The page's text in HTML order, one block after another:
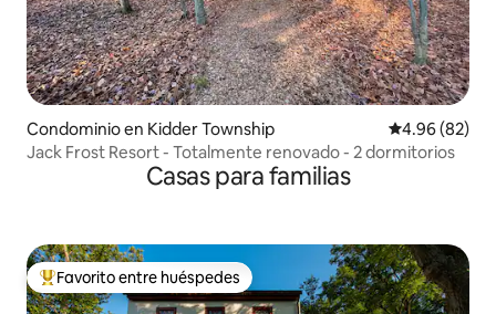
Condominio en Kidder Township Calificación
4.96 (82)
Jack Frost Resort - Totalmente renovado - 2 dormitorios
Casas para familias
De los mejores en Favorito entre huéspedes
Favorito entre huéspedes